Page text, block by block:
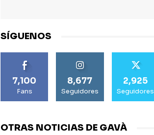
SÍGUENOS
7,100
Fans
8,677
Seguidores
2,925
Seguidores
OTRAS NOTICIAS DE GAVÀ